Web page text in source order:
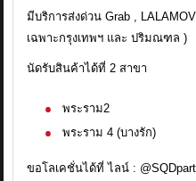
มีบริการส่งด่วน Grab ,
เฉพาะกรุงเทพฯ และ ปริมณฑล )
นัดรับสินค้าได้ที่ 2 สาขา
พระราม2
พระราม 4 (บางรัก)
ขอโลเคชั่นได้ที่ ไลน์ :